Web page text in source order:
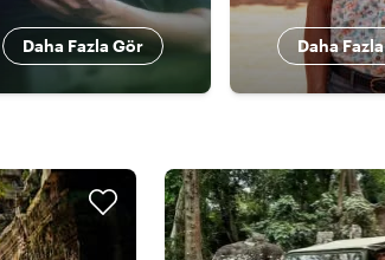
Daha Fazla Gör Daha